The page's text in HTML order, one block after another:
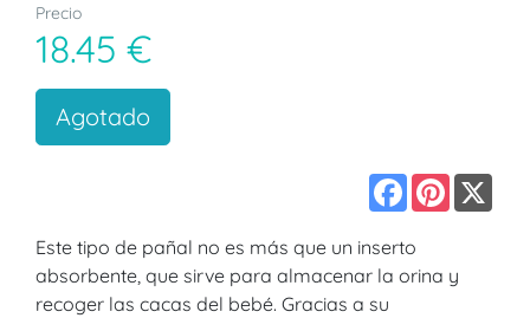
Precio
18.45 €
Agotado
Facebook
Pinterest
Este tipo de pañal no es más que un inserto
absorbente, que sirve para almacenar la orina y
recoger las cacas del bebé. Gracias a su